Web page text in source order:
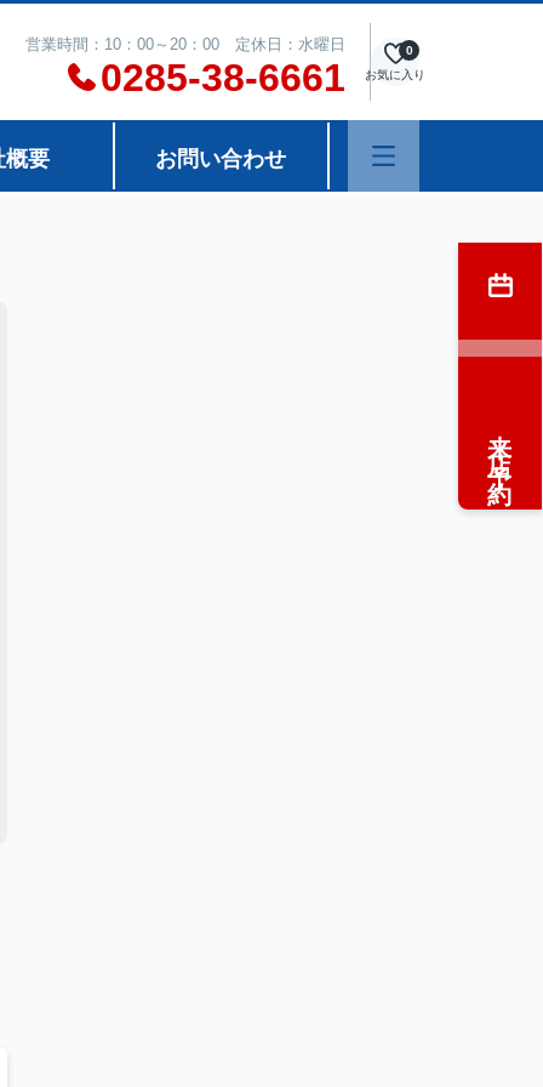
営業時間：10：00～20：00 定休日：水曜日
0285-38-6661 お気に入り
0
概要 お問い合わせ
来店予約